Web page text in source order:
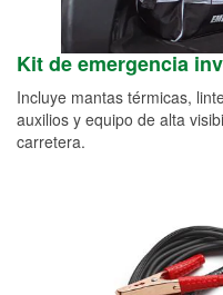
Kit de emergencia
Incluye mantas térmicas,
auxilios y equipo de alta
carretera.